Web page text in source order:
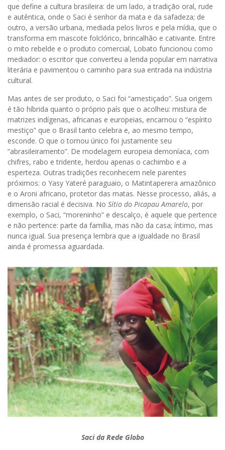
que define a cultura brasileira: de um lado, a tradição oral, rude
e autêntica, onde o Saci é senhor da mata e da safadeza; de
outro, a versão urbana, mediada pelos livros e pela mídia, que o
transforma em mascote folclórico, brincalhão e cativante. Entre
o mito rebelde e o produto comercial, Lobato funcionou como
mediador: o escritor que converteu a lenda popular em narrativa
literária e pavimentou o caminho para sua entrada na indústria
cultural.
Mas antes de ser produto, o Saci foi “amestiçado”. Sua origem
é tão híbrida quanto o próprio país que o acolheu: mistura de
matrizes indígenas, africanas e europeias, encarnou o “espírito
mestiço” que o Brasil tanto celebra e, ao mesmo tempo,
esconde. O que o tornou único foi justamente seu
“abrasileiramento”. De modelagem europeia demoníaca, com
chifres, rabo e tridente, herdou apenas o cachimbo e a
esperteza. Outras tradições reconhecem nele parentes
próximos: o Yasy Yateré paraguaio, o Matintaperera amazônico
e o Aroni africano, protetor das matas. Nesse processo, aliás, a
dimensão racial é decisiva. No Sítio do Picapau Amarelo, por
exemplo, o Saci, “moreninho” e descalço, é aquele que pertence
e não pertence: parte da família, mas não da casa; íntimo, mas
nunca igual. Sua presença lembra que a igualdade no Brasil
ainda é promessa aguardada.
Saci da Rede Globo